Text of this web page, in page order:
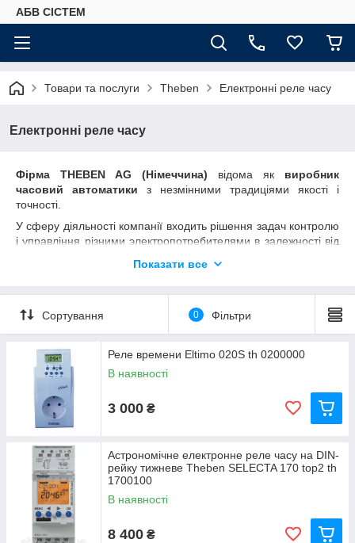
АБВ СІСТЕМ
Товари та послуги Theben Електронні реле часу
Електронні реле часу
Фірма THEBEN AG (Німеччина) відома як виробник
часовий автоматики з незмінними традиціями якості і
точності.
У сферу діяльності компанії входить рішення задач контролю
і управління різними электропотребителями в залежності від
параметрів для економії електроенергії і комфорту.
Показати все
Сортування 0 Фільтри
Реле времени Eltimo 020S th 0200000
В наявності
3 000 ₴
Астрономічне електронне реле часу на DIN-
рейку тижневе Theben SELECTA 170 top2 th
1700100
В наявності
8 400 ₴